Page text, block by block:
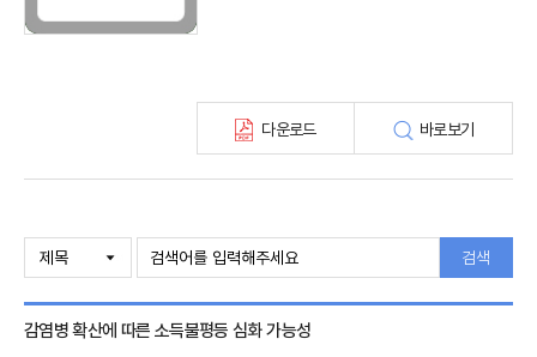
최신보험정보
해외보험금융동향(종간)
다운로드 바로보기
검색
감염병 확산에 따른 소득불평등 심화 가능성